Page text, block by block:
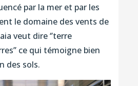
par la mer et par les
le domaine des vents de
veut dire ‘’terre
ce qui témoigne bien
des sols.